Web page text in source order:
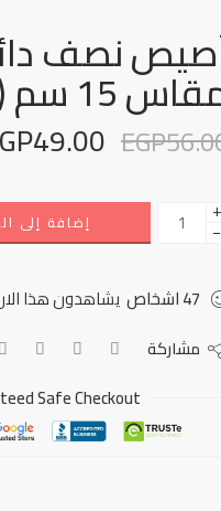
نصف
15 سم ( بينك )
EGP
49.00
+
− إضافة إلى
47اشخاص يشاهدون هذا
مشاركة
Safe Checkout